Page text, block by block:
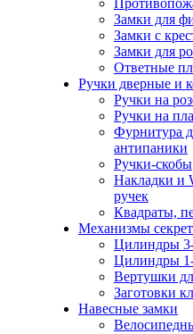
Замки для
Замки с
Замки для
Ответные
Ручки дверные и
Ручки на
Ручки на
Фурнитура
антипаники
Ручки-скобы
Накладки и
ручек
Квадраты,
Механизмы
Цилиндры
Цилиндры 1-
Вертушки
Заготовки
Навесные замки